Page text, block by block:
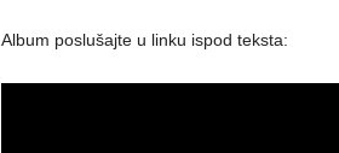
Album poslušajte u linku ispod teksta: